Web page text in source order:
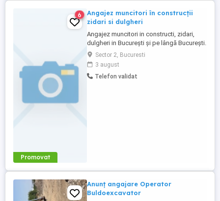
Promovat
6
Angajez muncitori în construcții
zidari si dulgheri
Angajez muncitori in constructi, zidari,
dulgheri in București și pe lângă București.
Asigur și cazare. Rog seriozitate pentru
mai multe detalii sunați
Sector 2, Bucuresti
3 august
Telefon validat
Anunț angajare Operator
Buldoexcavator